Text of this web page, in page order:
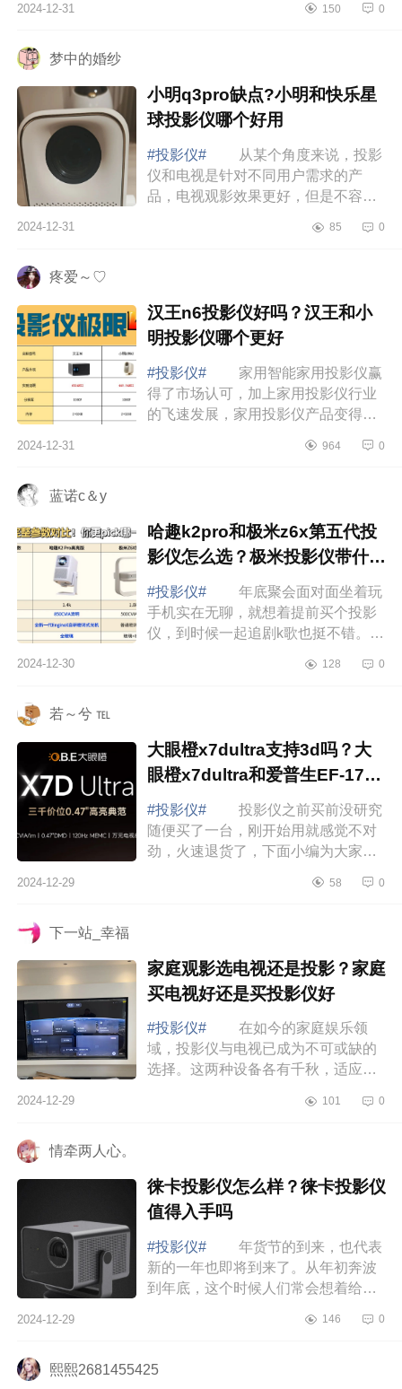
别是千元这个价位，属不仅价格亲
2024-12-31 150 0
梦中的婚纱
小明q3pro缺点?小明和快乐星
球投影仪哪个好用
#投影仪#
从某个角度来说，投影
仪和电视是针对不同用户需求的产
品，电视观影效果更好，但是不容易
更加不方便；投影仪方便移动，可以
2024-12-31 85 0
疼爱～♡
汉王n6投影仪好吗？汉王和小
明投影仪哪个更好
#投影仪#
家用智能家用投影仪赢
得了市场认可，加上家用投影仪行业
的飞速发展，家用投影仪产品变得更
子也越来越多，对消费者来说，选择
2024-12-31 964 0
蓝诺c＆y
哈趣k2pro和极米z6x第五代投
影仪怎么选？极米投影仪带什么
系统
#投影仪#
年底聚会面对面坐着玩
手机实在无聊，就想着提前买个投影
仪，到时候一起追剧k歌也挺不错。下
影仪带什么系统？哈趣k2pro高亮版和
2024-12-30 128 0
若～兮 ℡
大眼橙x7dultra支持3d吗？大
眼橙x7dultra和爱普生EF-17N
如何选
#投影仪#
投影仪之前买前没研究
随便买了一台，刚开始用就感觉不对
劲，火速退货了，下面小编为大家介
橙x7dultra和爱普生EF-17N如何
2024-12-29 58 0
下一站_幸福
家庭观影选电视还是投影？家庭
买电视好还是买投影仪好
#投影仪#
在如今的家庭娱乐领
域，投影仪与电视已成为不可或缺的
选择。这两种设备各有千秋，适应着
大家介绍下家庭观影选电视还是投
2024-12-29 101 0
情牵两人心。
徕卡投影仪怎么样？徕卡投影仪
值得入手吗
#投影仪#
年货节的到来，也代表
新的一年也即将到来了。从年初奔波
到年底，这个时候人们常会想着给家
来。如果想要选购投影仪，却不知道
2024-12-29 146 0
熙熙2681455425